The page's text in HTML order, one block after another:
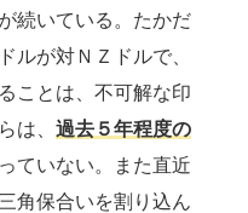
続いている。たかだ
ルが対ＮＺドルで、
ことは、不可解な印
は、 過去５年程度の
ていない。また直近
角保合いを割り込ん